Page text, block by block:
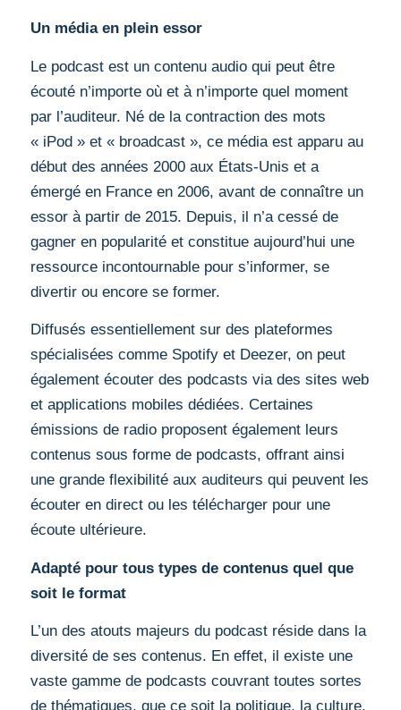
Un média en plein essor
Le podcast est un contenu audio qui peut être
écouté n’importe où et à n’importe quel moment
par l’auditeur. Né de la contraction des mots
« iPod » et « broadcast », ce média est apparu au
début des années 2000 aux États-Unis et a
émergé en France en 2006, avant de connaître un
essor à partir de 2015. Depuis, il n’a cessé de
gagner en popularité et constitue aujourd’hui une
ressource incontournable pour s’informer, se
divertir ou encore se former.
Diffusés essentiellement sur des plateformes
spécialisées comme Spotify et Deezer, on peut
également écouter des podcasts via des sites web
et applications mobiles dédiées. Certaines
émissions de radio proposent également leurs
contenus sous forme de podcasts, offrant ainsi
une grande flexibilité aux auditeurs qui peuvent les
écouter en direct ou les télécharger pour une
écoute ultérieure.
Adapté pour tous types de contenus quel que
soit le format
L’un des atouts majeurs du podcast réside dans la
diversité de ses contenus. En effet, il existe une
vaste gamme de podcasts couvrant toutes sortes
de thématiques, que ce soit la politique, la culture,